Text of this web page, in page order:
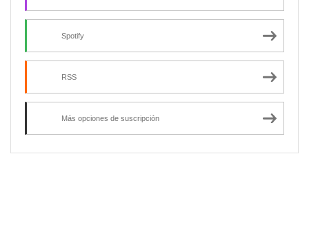
Spotify
RSS
Más opciones de suscripción